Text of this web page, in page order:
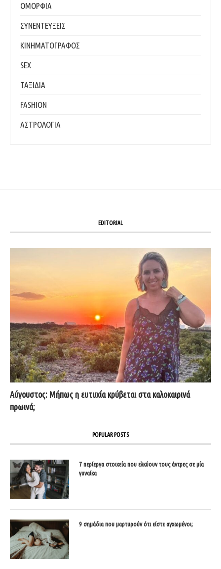
ΟΜΟΡΦΙΑ
ΣΥΝΕΝΤΕΥΞΕΙΣ
ΚΙΝΗΜΑΤΟΓΡΑΦΟΣ
SEX
ΤΑΞΙΔΙΑ
FASHION
ΑΣΤΡΟΛΟΓΙΑ
EDITORIAL
Αύγουστος: Μήπως η ευτυχία κρύβεται στα καλοκαιρινά
πρωινά;
POPULAR POSTS
7 περίεργα στοιχεία που ελκύουν τους άντρες σε μία
γυναίκα
9 σημάδια που μαρτυρούν ότι είστε αγχωμένοι;